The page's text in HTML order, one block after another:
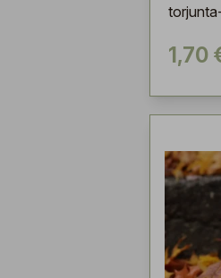
1,70